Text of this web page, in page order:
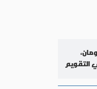
التقويم